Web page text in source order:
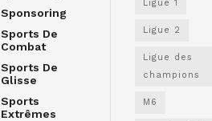
Sponsoring
Sports De
Combat
Sports De
Glisse
Sports
Extrêmes
Ligue 1
Ligue 2
Ligue des
champions
M6